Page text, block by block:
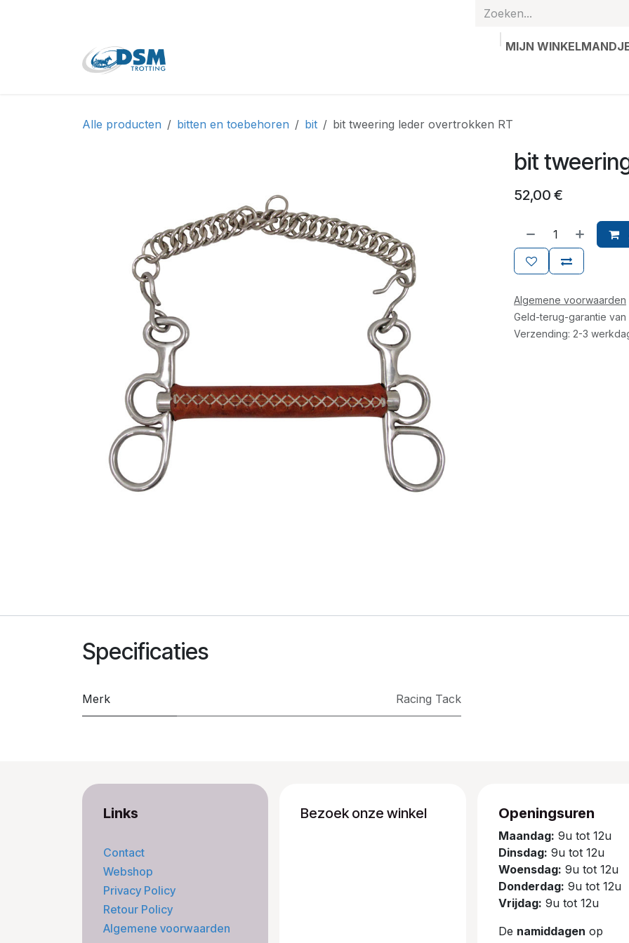
MIJN
Alle producten bitten en toebehoren bit bit tweering leder overtrokken RT
bit
52,00 €
Algemene voorwaarden
Geld-terug-garantie van
Verzending: 2-3
Specificaties
Merk ​Racing Tack
Links
Contact
Webshop
Privacy Policy
Retour Policy
Algemene voorwaarden
Bezoek onze winkel Openingsuren
Maandag: 9u tot 12u
Dinsdag: 9u tot 12u
Woensdag: 9u tot 12u
Donderdag: 9u tot 12u
Vrijdag: 9u tot 12u
De namiddagen op